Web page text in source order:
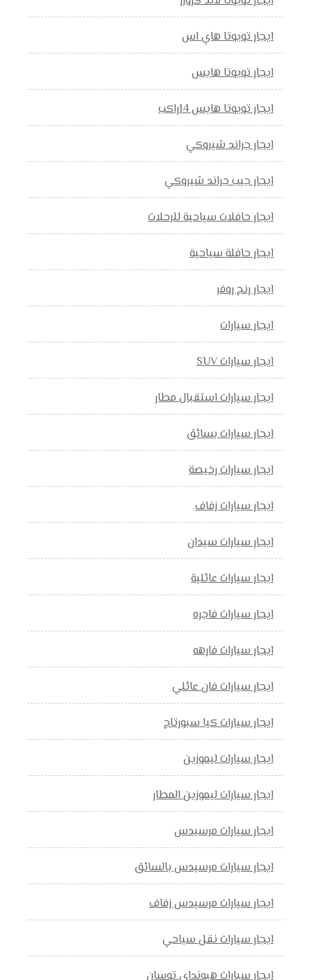
ايجار تويوتا هاي اس
ايجار تويوتا هايس
ايجار تويوتا هايس 14راكب
ايجار جراند شيروكي
ايجار جيب جراند شيروكي
ايجار حافلات سياحية للرحلات
ايجار حافلة سياحية
ايجار رنج روفر
ايجار سيارات
ايجار سيارات SUV
ايجار سيارات استقبال مطار
ايجار سيارات بسائق
ايجار سيارات رخيصة
ايجار سيارات زفاف
ايجار سيارات سيدان
ايجار سيارات عائلية
ايجار سيارات فاجره
ايجار سيارات فارهه
ايجار سيارات فان عائلي
ايجار سيارات كيا سبورتاج
ايجار سيارات ليموزين
ايجار سيارات ليموزين المطار
ايجار سيارات مرسيدس
ايجار سيارات مرسيدس بالسائق
ايجار سيارات مرسيدس زفاف
ايجار سيارات نقل سياحي
ايجار سيارات هيونداي توسان